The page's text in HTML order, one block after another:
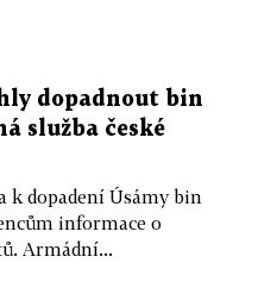
dopadnout bin
služba české
k dopadení Úsámy bin
informace o
Armádní...